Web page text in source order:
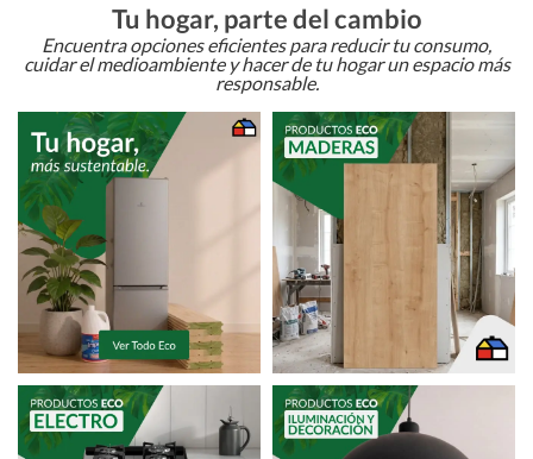
Tu hogar, parte del cambio
Encuentra opciones eficientes para reducir tu consumo,
cuidar el medioambiente y hacer de tu hogar un espacio más
responsable.